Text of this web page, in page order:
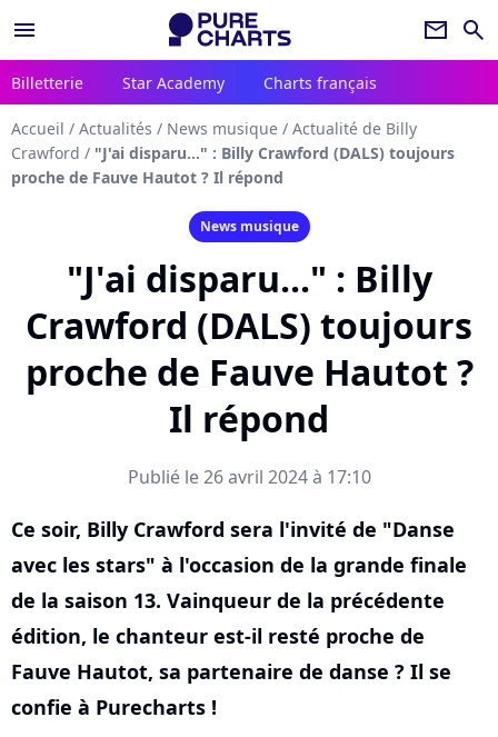
menu newsletter search
Billetterie Star Academy Charts français
Accueil / Actualités / News musique / Actualité de Billy
Crawford / "J'ai disparu..." : Billy Crawford (DALS) toujours
proche de Fauve Hautot ? Il répond
News musique
"J'ai disparu..." : Billy
Crawford (DALS) toujours
proche de Fauve Hautot ?
Il répond
Publié le 26 avril 2024 à 17:10
Ce soir, Billy Crawford sera l'invité de "Danse
avec les stars" à l'occasion de la grande finale
de la saison 13. Vainqueur de la précédente
édition, le chanteur est-il resté proche de
Fauve Hautot, sa partenaire de danse ? Il se
confie à Purecharts !